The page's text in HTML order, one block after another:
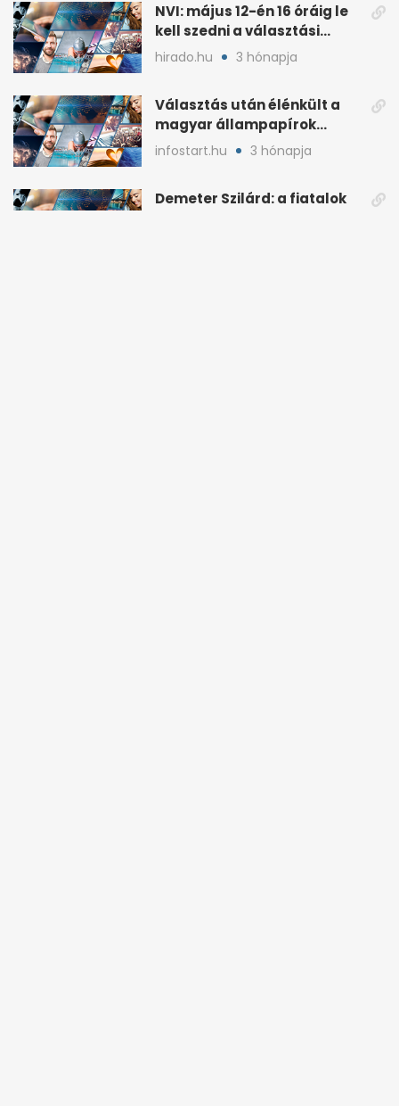
NVI: május 12-én 16 óráig le
kell szedni a választási
plakátokat
hirado.hu 3 hónapja
Választás után élénkült a
magyar állampapírok
lakossági értékesítése
infostart.hu 3 hónapja
Demeter Szilárd: a fiatalok